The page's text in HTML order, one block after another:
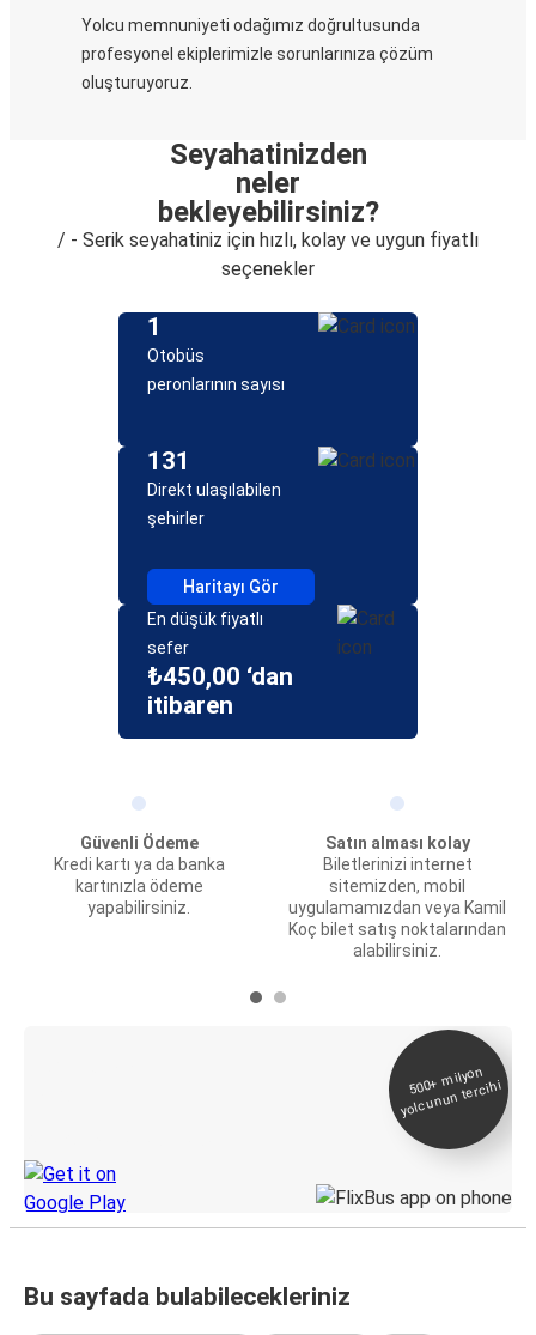
Yolcu memnuniyeti odağımız doğrultusunda
profesyonel ekiplerimizle sorunlarınıza çözüm
oluşturuyoruz.
Seyahatinizden
neler
bekleyebilirsiniz?
/ - Serik seyahatiniz için hızlı, kolay ve uygun fiyatlı
seçenekler
1
Otobüs
peronlarının sayısı
131
Direkt ulaşılabilen
şehirler
Haritayı Gör
En düşük fiyatlı
sefer
₺450,00 ‘dan
itibaren
Güvenli Ödeme
Kredi kartı ya da banka
kartınızla ödeme
yapabilirsiniz.
Satın alması kolay
Biletlerinizi internet
sitemizden, mobil
uygulamamızdan veya Kamil
Koç bilet satış noktalarından
alabilirsiniz.
500+
milyon
yolcunun tercihi
Bu sayfada bulabilecekleriniz